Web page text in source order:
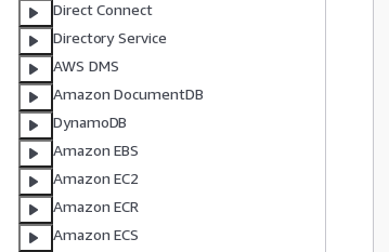
Direct Connect
Directory Service
AWS DMS
Amazon DocumentDB
DynamoDB
Amazon EBS
Amazon EC2
Amazon ECR
Amazon ECS